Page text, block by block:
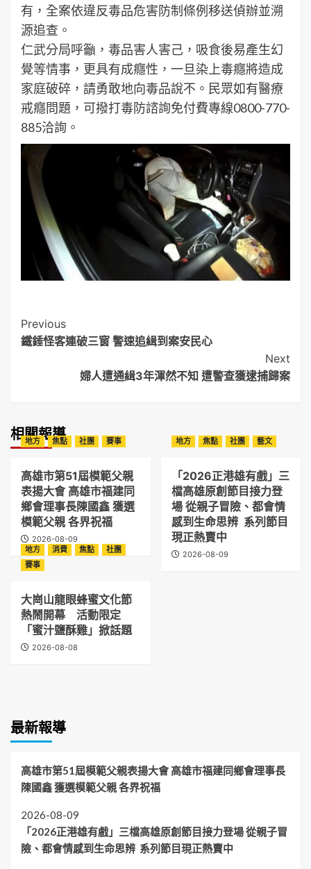
有，全案依違反毒品危害防制條例移送偵辦並溯
源追查。
仁武分局呼籲，毒品害人害己，吸食後易產生幻
覺等情事，更具有成癮性，一旦染上毒癮將造成
家庭破碎，請勇敢地向毒品說不。民眾如有醫療
戒癮問題，可撥打毒防諮詢免付費專線0800-770-
885洽詢。
Post
Navigation
Previous
鐵錘怪客連破三窗 警速追緝到案安民心
Next
婦人遭通緝3年渾然不知 遭警查獲逮捕歸案
相關報導
地方 焦點 社團 賽事
高雄市第51屆模範父親
表揚大會 高雄市福建同
鄉會理事長陳國鑫 獲選
模範父親 各界祝福
2026-08-09
地方 焦點 社團 藝文
「2026正港雄有戲」三
檔高雄原創節目接力登
場 從親子冒險、都會情
感到生命思辨 系列節目
現正熱賣中
2026-08-09
地方 消費 焦點
社團
賽事
大崗山龍眼蜂蜜文化節
熱鬧開幕 活動限定
「蜜汁鹽酥雞」掀話題
2026-08-08
最新報導
高雄市第51屆模範父親表揚大會 高雄市福建同鄉會理事長
陳國鑫 獲選模範父親 各界祝福
2026-08-09
「2026正港雄有戲」三檔高雄原創節目接力登場 從親子冒
險、都會情感到生命思辨 系列節目現正熱賣中